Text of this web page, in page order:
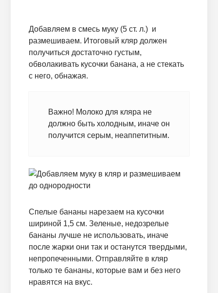
Добавляем в смесь муку (5 ст. л.) и
размешиваем. Итоговый кляр должен
получиться достаточно густым,
обволакивать кусочки банана, а не стекать
с него, обнажая.
Важно! Молоко для кляра не
должно быть холодным, иначе он
получится серым, неаппетитным.
Спелые бананы нарезаем на кусочки
шириной 1,5 см. Зеленые, недозрелые
бананы лучше не использовать, иначе
после жарки они так и останутся твердыми,
непропеченными. Отправляйте в кляр
только те бананы, которые вам и без него
нравятся на вкус.